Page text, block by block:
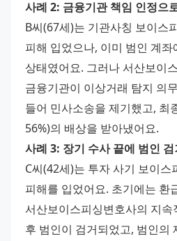
사례 2: 금융기관 책임 인정으
B씨(67세)는 기관사칭 보이스
피해 입었으나, 이미 범인 계
상태였어요. 그러나 서산보이
금융기관이 이상거래 탐지 의
들어 민사소송을 제기했고, 최
56%)의 배상을 받아냈어요.
사례 3: 장기 수사 끝에 범인
C씨(42세)는 투자 사기 보이스
피해를 입었어요. 초기에는 환
서산보이스피싱변호사의 지속
후 범인이 검거되었고, 범인의